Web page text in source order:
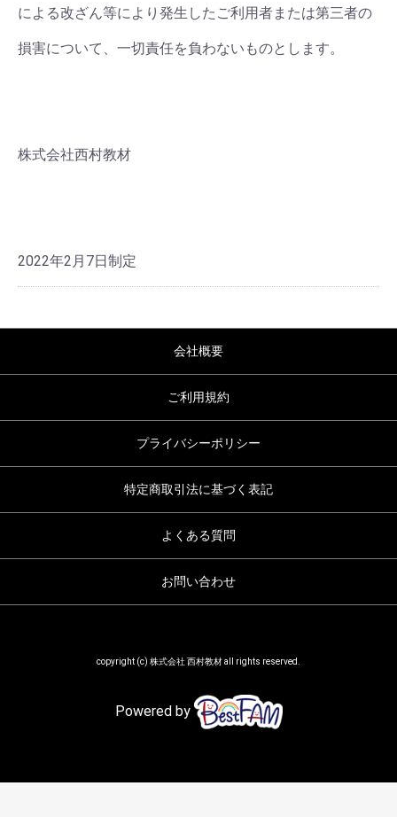
による改ざん等により発生したご利用者または第三者の
損害について、一切責任を負わないものとします。
株式会社西村教材
2022年2月7日制定
会社概要
ご利用規約
プライバシーポリシー
特定商取引法に基づく表記
よくある質問
お問い合わせ
copyright (c) 株式会社 西村教材 all rights reserved.
Powered by